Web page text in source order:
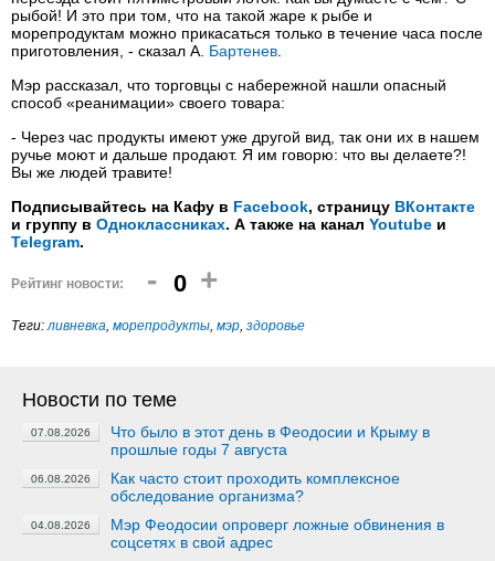
рыбой! И это при том, что на такой жаре к рыбе и
морепродуктам можно прикасаться только в течение часа после
приготовления, - сказал А. Бартенев
Мэр рассказал, что торговцы с набережной нашли опасный
способ «реанимации» своего товара:
- Через час продукты имеют уже другой вид, так они их в нашем
ручье моют и дальше продают. Я им говорю: что вы делаете?!
Вы же людей травите!
Подписывайтесь на Кафу в Facebook, страницу ВКонтакте
и группу в Одноклассниках. А также на канал Youtube и
Telegram.
Рейтинг новости: - 0 +
Теги:ливневка, морепродукты, мэр, здоровье
Новости по теме
07.08.2026
Что было в этот день в Феодосии и Крыму в
прошлые годы 7 августа
06.08.2026
Как часто стоит проходить комплексное
обследование организма?
04.08.2026
Мэр Феодосии опроверг ложные обвинения в
соцсетях в свой адрес